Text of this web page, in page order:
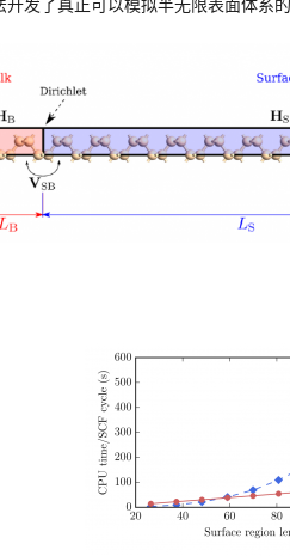
开发了真正可以模拟半无限表面体